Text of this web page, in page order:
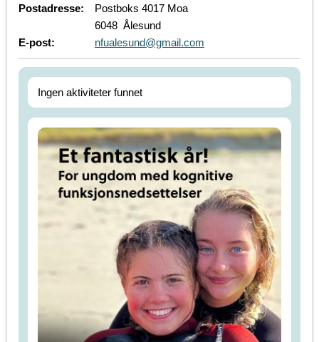
Postadresse:
Postboks 4017 Moa
6048 Ålesund
E-post:
nfualesund@gmail.com
Ingen aktiviteter funnet